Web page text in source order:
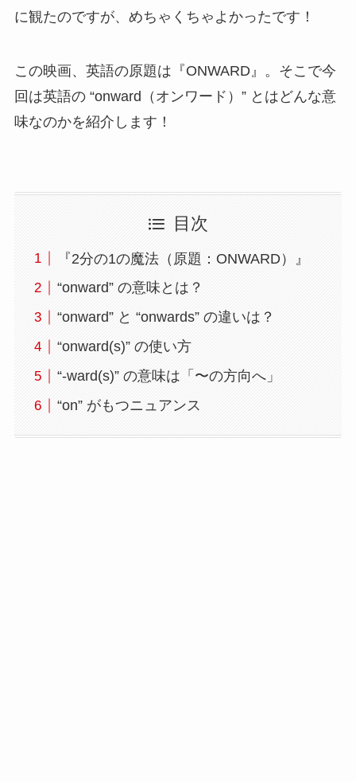
に観たのですが、めちゃくちゃよかったです！
この映画、英語の原題は『ONWARD』。そこで今
回は英語の “onward（オンワード）” とはどんな意
味なのかを紹介します！
目次
『2分の1の魔法（原題：ONWARD）』
“onward” の意味とは？
“onward” と “onwards” の違いは？
“onward(s)” の使い方
“-ward(s)” の意味は「〜の方向へ」
“on” がもつニュアンス